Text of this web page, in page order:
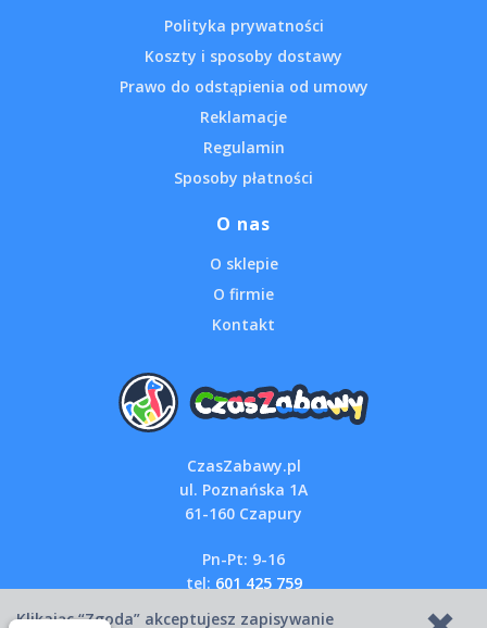
Polityka prywatności
Koszty i sposoby dostawy
Prawo do odstąpienia od umowy
Reklamacje
Regulamin
Sposoby płatności
O nas
O sklepie
O firmie
Kontakt
CzasZabawy.pl
ul. Poznańska 1A
61-160 Czapury
Pn-Pt: 9-16
tel: 601 425 759
Klikając “Zgoda” akceptujesz zapisywanie